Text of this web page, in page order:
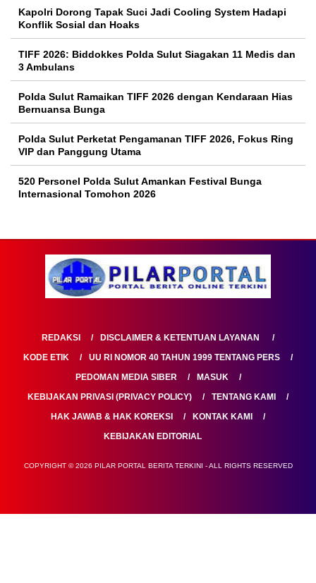
Kapolri Dorong Tapak Suci Jadi Cooling System Hadapi
Konflik Sosial dan Hoaks
TIFF 2026: Biddokkes Polda Sulut Siagakan 11 Medis dan
3 Ambulans
Polda Sulut Ramaikan TIFF 2026 dengan Kendaraan Hias
Bernuansa Bunga
Polda Sulut Perketat Pengamanan TIFF 2026, Fokus Ring
VIP dan Panggung Utama
520 Personel Polda Sulut Amankan Festival Bunga
Internasional Tomohon 2026
REDAKSI
DISCLAIMER & KETENTUAN LAYANAN
KODE ETIK
UU RI NOMOR 40 TAHUN 1999 TENTANG PERS
PEDOMAN MEDIA SIBER
MASUK
KEBIJAKAN PRIVASI (PRIVACY POLICY)
TENTANG KAMI
HAK JAWAB & HAK KOREKSI
KONTAK KAMI
KEBIJAKAN EDITORIAL
COPYRIGHT © 2026 PILAR PORTAL BERITA TERKINI - ALL RIGHTS RESERVED